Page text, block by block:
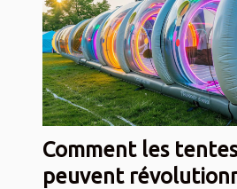
Comment les
peuvent